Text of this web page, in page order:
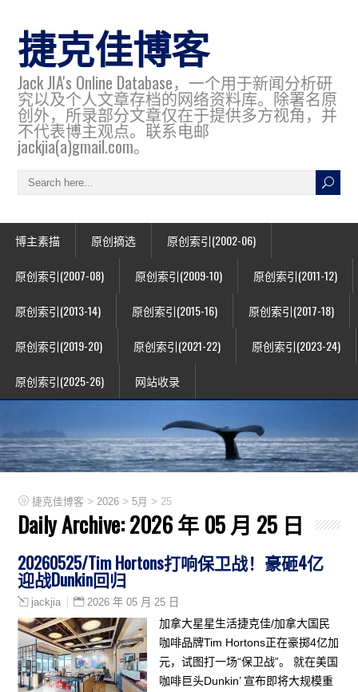
捷克佳博客
Jack JIA's Online Database，一个用于新闻分析研
究以及个人文章存档的网络资料库。除署名原
创外，所录部分文章仅在于提供多方视角，并
不代表博主观点。联系电邮
jackjia(a)gmail.com。
博主素描 原创摘选 原创索引(2002-06)
原创索引(2007-08) 原创索引(2009-10) 原创索引(2011-12)
原创索引(2013-14) 原创索引(2015-16) 原创索引(2017-18)
原创索引(2019-20) 原创索引(2021-22) 原创索引(2023-24)
原创索引(2025-26) 网站收录
捷克佳博客 > 2026 >5月 > 25
Daily Archive:2026 年 05 月 25 日
20260525/Tim Hortons打响保卫战！豪砸4亿
迎战Dunkin回归
jackjia 2026 年 05 月 25 日
加拿大星星生活捷克佳/加拿大国民
咖啡品牌Tim Hortons正在豪掷4亿加
元，试图打一场“保卫战”。 就在美国
咖啡巨头Dunkin’ 宣布即将大规模重